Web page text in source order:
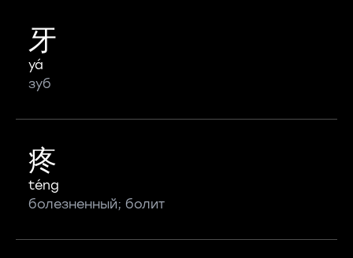
牙
yá
зуб
疼
téng
болезненный; болит